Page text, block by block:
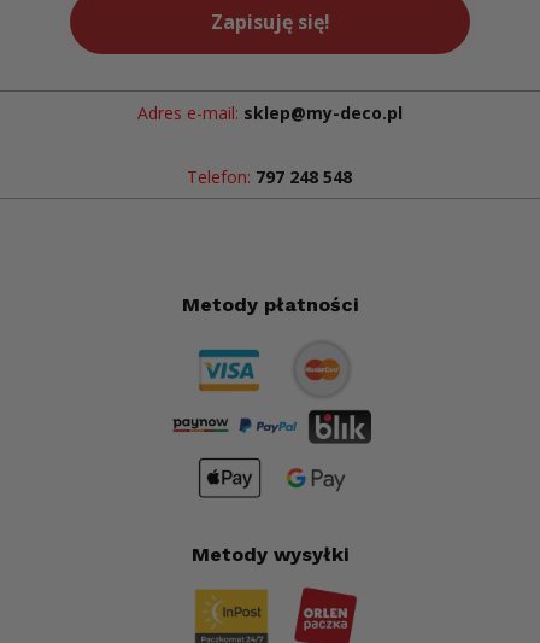
Zapisuję się!
Adres e-mail: sklep@my-deco.pl
Telefon: 797 248 548
Metody płatności
Metody wysyłki